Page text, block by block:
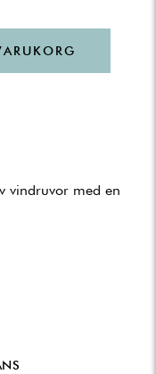
vindruvor med en